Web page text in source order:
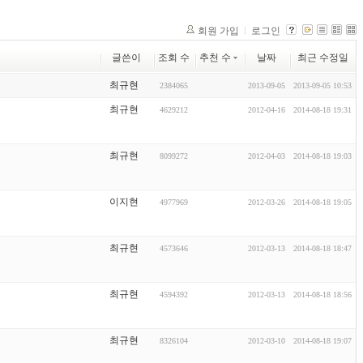
회원 가입 로그인
글쓴이 조회 수 추천 수 날짜 최근 수정일
최규현 2384065 2013-09-05 2013-09-05 10:53
최규현 4629212 2012-04-16 2014-08-18 19:31
최규현 8099272 2012-04-03 2014-08-18 19:03
이지현 4977969 2012-03-26 2014-08-18 19:05
최규현 4573646 2012-03-13 2014-08-18 18:47
최규현 4594392 2012-03-13 2014-08-18 18:56
최규현 8326104 2012-03-10 2014-08-18 19:07